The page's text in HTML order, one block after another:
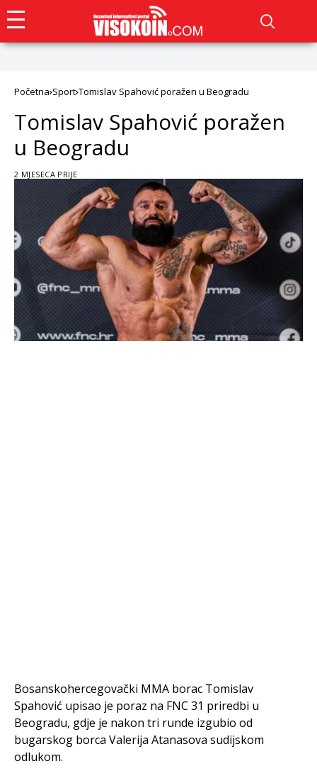
Početna Sport Tomislav Spahović poražen u Beogradu
Tomislav Spahović poražen
u Beogradu
2 MJESECA PRIJE
Bosanskohercegovački MMA borac Tomislav
Spahović upisao je poraz na FNC 31 priredbi u
Beogradu, gdje je nakon tri runde izgubio od
bugarskog borca Valerija Atanasova sudijskom
odlukom.